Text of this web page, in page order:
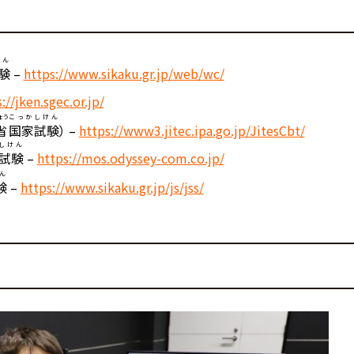
– https://www.sikaku.gr.jp/web/wc/
jken.sgec.or.jp/
う
国家
こっか
試験
しけん
） – https://www3.jitec.ipa.go.jp/JitesCbt/
験
しけん
– https://mos.odyssey-com.co.jp/
– https://www.sikaku.gr.jp/js/jss/